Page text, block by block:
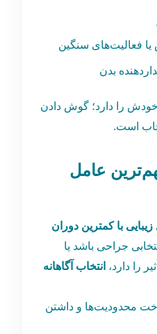
فعالیت‌های سنگین
بدن
را دارد؛ گوش دادن
است.
عامل
با کمترین دوران
جراحی باشد یا
را دارد، انتخاب آگاهانه
محدودیت‌ها و داشتن